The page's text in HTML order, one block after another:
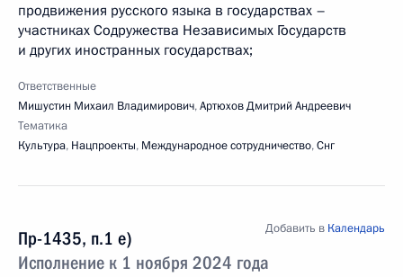
продвижения русского языка в государствах –
участниках Содружества Независимых Государств
и других иностранных государствах;
Ответственные
Мишустин Михаил Владимирович,Артюхов Дмитрий Андреевич
Тематика
Культура, Нацпроекты, Международное сотрудничество,Снг
Пр-1435, п.1 е)
Исполнение к 1 ноября 2024 года
Добавить в Календарь